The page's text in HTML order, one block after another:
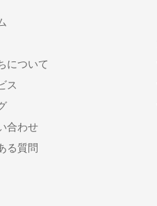
について
ス
合わせ
る質問